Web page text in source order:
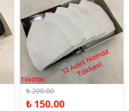
%25 İndirim
₺ 200.00
₺ 150.00